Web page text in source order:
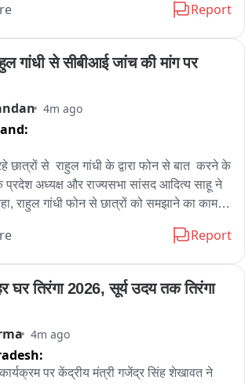
Report
गांधी से सीबीआई जांच की मांग पर
4m ago
छात्रों से  राहुल गांधी के द्वारा फोन से बात  करने के
प्रदेश अध्यक्ष और राज्यसभा सांसद आदित्य साहू ने
राहुल गांधी फोन से छात्रों को समझाने का काम
करनी चाहिए,क्योंकि अपनी मांग को लेकर पिछले
बात करते हैं जबकि उनके समर्थन से राज्य में सरकार
पर दबाव डालना चाहिए कि छात्रों की मांग
को सीबीआई जांच की अनुशंसा करना चाहिए। वो
पर दबाव डालने का काम करते हैं। बीजेपी के दबाव
से बात करने का काम कर रहे हैं। अगर राहुल
है तो सीबीआई जांच करवाने का दबाव डालें नहीं
Report
घर तिरंगा 2026, सूर्य उदय तक तिरंगा
4m ago
कार्यक्रम पर केंद्रीय मंत्री गजेंद्र सिंह शेखावत ने